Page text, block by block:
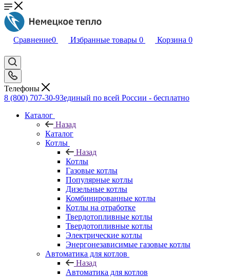
Сравнение0 Избранные товары 0 Корзина 0
Телефоны
8 (800) 707-30-93единый по всей России - бесплатно
Каталог
Назад
Каталог
Котлы
Назад
Котлы
Газовые котлы
Популярные котлы
Дизельные котлы
Комбинированные котлы
Котлы на отработке
Твердотопливные котлы
Твердотопливные котлы
Электрические котлы
Энергонезависимые газовые котлы
Автоматика для котлов
Назад
Автоматика для котлов